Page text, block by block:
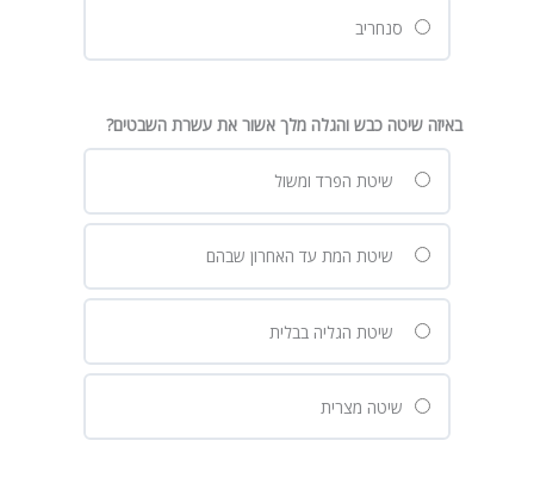
סנחריב
באיזה שיטה כבש והגלה מלך אשור את עשרת השבטים?
שיטת הפרד ומשול
שיטת המת עד האחרון שבהם
שיטת הגליה בבלית
שיטה מצרית